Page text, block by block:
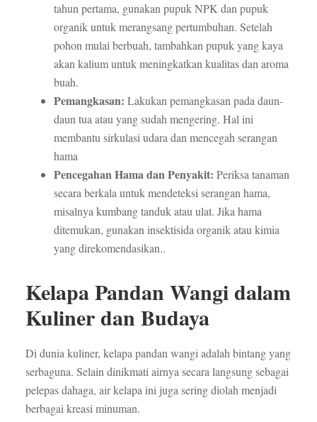
tahun pertama, gunakan pupuk NPK dan pupuk
organik untuk merangsang pertumbuhan. Setelah
pohon mulai berbuah, tambahkan pupuk yang kaya
akan kalium untuk meningkatkan kualitas dan aroma
buah.
Pemangkasan: Lakukan pemangkasan pada daun-
daun tua atau yang sudah mengering. Hal ini
membantu sirkulasi udara dan mencegah serangan
hama
Pencegahan Hama dan Penyakit: Periksa tanaman
secara berkala untuk mendeteksi serangan hama,
misalnya kumbang tanduk atau ulat. Jika hama
ditemukan, gunakan insektisida organik atau kimia
yang direkomendasikan..
Kelapa Pandan Wangi dalam
Kuliner dan Budaya
Di dunia kuliner, kelapa pandan wangi adalah bintang yang
serbaguna. Selain dinikmati airnya secara langsung sebagai
pelepas dahaga, air kelapa ini juga sering diolah menjadi
berbagai kreasi minuman.